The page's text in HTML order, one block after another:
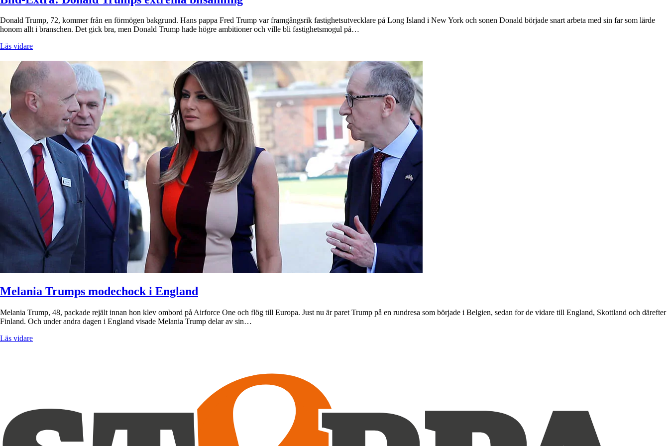
Donald Trump, 72, kommer från en förmögen bakgrund. Hans pappa Fred Trump var framgångsrik fastighetsutvecklare på Long Island i New York och sonen Donald började snart arbeta med sin far som lärde
honom allt i branschen. Det gick bra, men Donald Trump hade högre ambitioner och ville bli fastighetsmogul på…
Läs vidare
Melania Trumps modechock i England
Melania Trump, 48, packade rejält innan hon klev ombord på Airforce One och flög till Europa. Just nu är paret Trump på en rundresa som började i Belgien, sedan for de vidare till England, Skottland och därefter
Finland. Och under andra dagen i England visade Melania Trump delar av sin…
Läs vidare